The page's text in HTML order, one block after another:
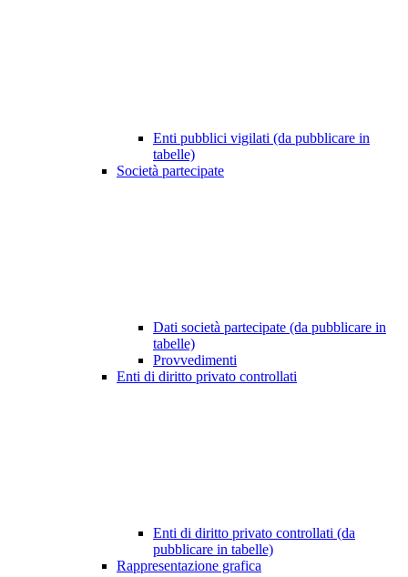
Enti pubblici vigilati (da pubblicare in
tabelle)
Società partecipate
Dati società partecipate (da pubblicare in
tabelle)
Provvedimenti
Enti di diritto privato controllati
Enti di diritto privato controllati (da
pubblicare in tabelle)
Rappresentazione grafica